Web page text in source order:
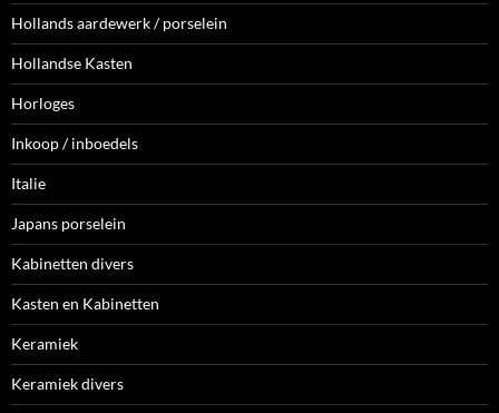
Hollands aardewerk / porselein
Hollandse Kasten
Horloges
Inkoop / inboedels
Italie
Japans porselein
Kabinetten divers
Kasten en Kabinetten
Keramiek
Keramiek divers